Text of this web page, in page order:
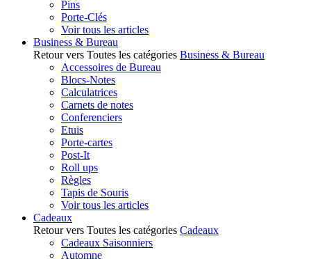
Pins
Porte-Clés
Voir tous les articles
Business & Bureau
Retour vers Toutes les catégories Business & Bureau
Accessoires de Bureau
Blocs-Notes
Calculatrices
Carnets de notes
Conferenciers
Etuis
Porte-cartes
Post-It
Roll ups
Règles
Tapis de Souris
Voir tous les articles
Cadeaux
Retour vers Toutes les catégories Cadeaux
Cadeaux Saisonniers
Automne